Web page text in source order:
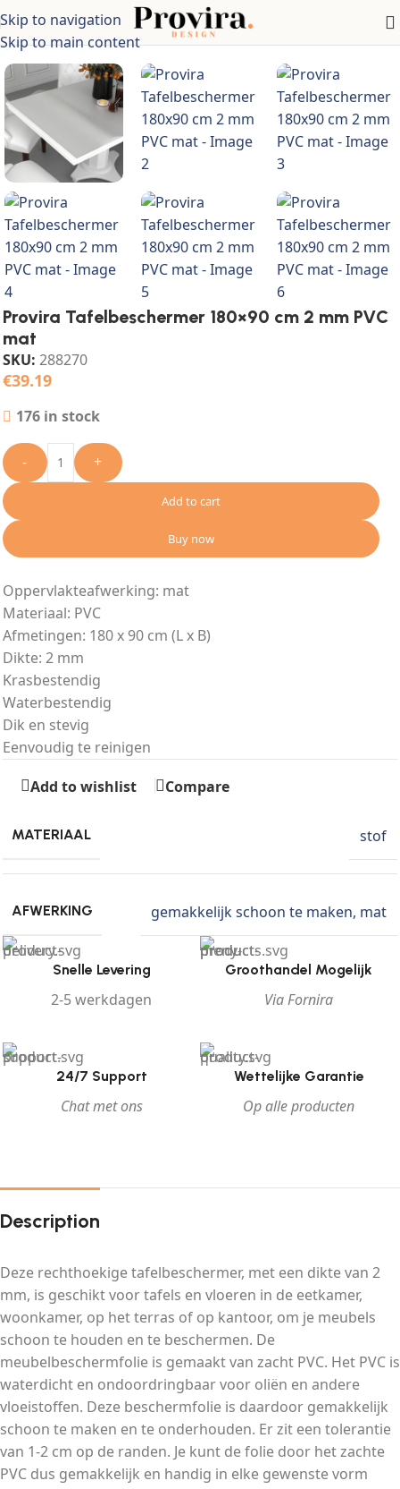
Skip to navigation
Skip to main content
Home/ Meubelen/Tafels/Tafelaccessoires
Provira Tafelbeschermer 180×90 cm 2 mm PVC
mat
SKU: 288270
€39.19
176 in stock
- +
Add to cart
Buy now
Oppervlakteafwerking: mat
Materiaal: PVC
Afmetingen: 180 x 90 cm (L x B)
Dikte: 2 mm
Krasbestendig
Waterbestendig
Dik en stevig
Eenvoudig te reinigen
Add to wishlist
Compare
MATERIAAL stof
AFWERKING gemakkelijk schoon te maken, mat
Snelle Levering
2-5 werkdagen
Groothandel Mogelijk
Via Fornira
24/7 Support
Chat met ons
Wettelijke Garantie
Op alle producten
Description
Deze rechthoekige tafelbeschermer, met een dikte van 2
mm, is geschikt voor tafels en vloeren in de eetkamer,
woonkamer, op het terras of op kantoor, om je meubels
schoon te houden en te beschermen. De
meubelbeschermfolie is gemaakt van zacht PVC. Het PVC is
waterdicht en ondoordringbaar voor oliën en andere
vloeistoffen. Deze beschermfolie is daardoor gemakkelijk
schoon te maken en te onderhouden. Er zit een tolerantie
van 1-2 cm op de randen. Je kunt de folie door het zachte
PVC dus gemakkelijk en handig in elke gewenste vorm